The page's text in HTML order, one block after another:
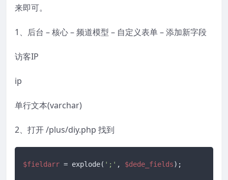
来即可。
1、后台 – 核心 – 频道模型 – 自定义表单 – 添加新字段
访客IP
ip
单行文本(varchar)
2、打开 /plus/diy.php 找到
$fieldarr = explode( ';' , $dede_fields);